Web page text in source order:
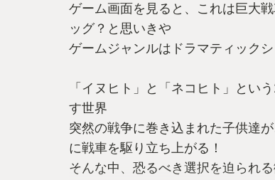
ゲーム画面を見ると、これは巨大
ッグ？と思いきや
ゲームジャンルはドラマティック
「イヌヒト」と「ネコヒト」とい
す世界
突然の戦争に巻き込まれた子供達
に戦車を駆り立ち上がる！
そんな中、恐るべき選択を迫られ